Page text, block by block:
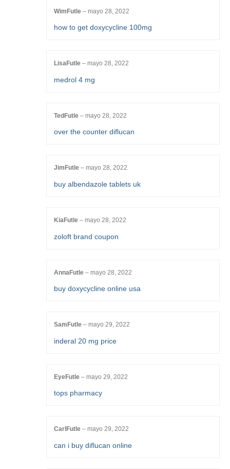
WimFutle – mayo 28, 2022
how to get doxycycline 100mg
LisaFutle – mayo 28, 2022
medrol 4 mg
TedFutle – mayo 28, 2022
over the counter diflucan
JimFutle – mayo 28, 2022
buy albendazole tablets uk
KiaFutle – mayo 28, 2022
zoloft brand coupon
AnnaFutle – mayo 28, 2022
buy doxycycline online usa
SamFutle – mayo 29, 2022
inderal 20 mg price
EyeFutle – mayo 29, 2022
tops pharmacy
CarlFutle – mayo 29, 2022
can i buy diflucan online